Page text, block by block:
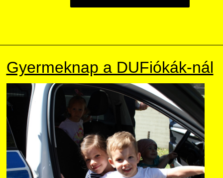
Gyermeknap a DUFiókák-nál